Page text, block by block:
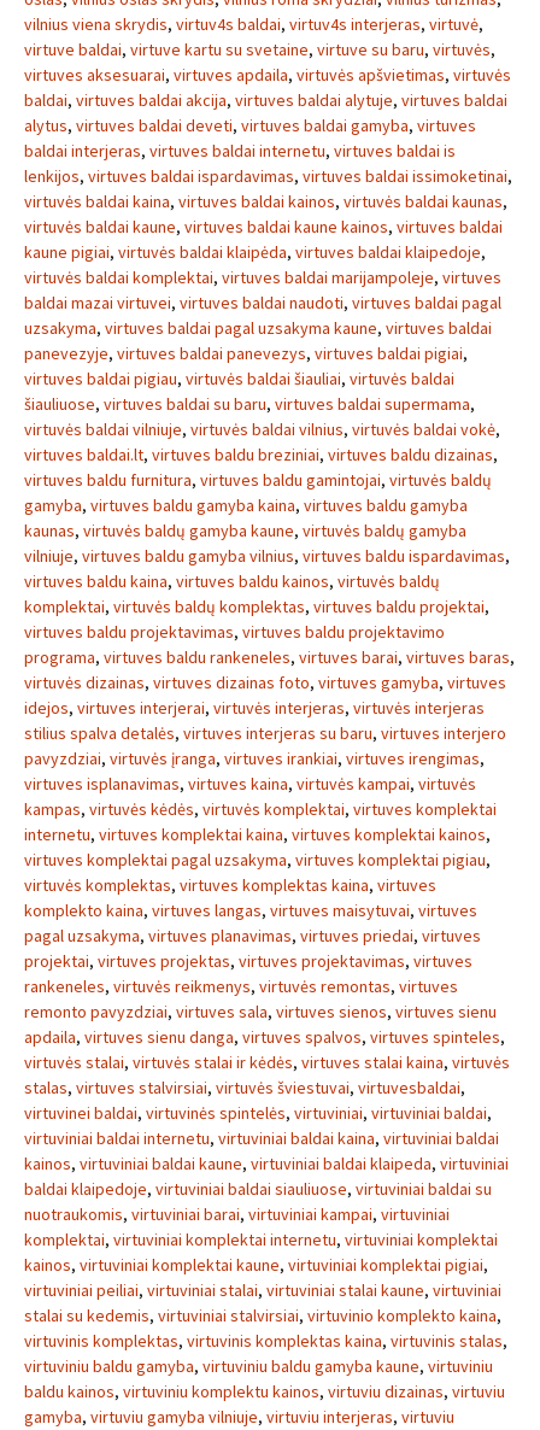
vilnius viena skrydis, virtuv4s baldai, virtuv4s interjeras, virtuvė,
virtuve baldai, virtuve kartu su svetaine, virtuve su baru, virtuvės,
virtuves aksesuarai, virtuves apdaila, virtuvės apšvietimas, virtuvės
baldai, virtuves baldai akcija, virtuves baldai alytuje, virtuves baldai
alytus, virtuves baldai deveti, virtuves baldai gamyba, virtuves
baldai interjeras, virtuves baldai internetu, virtuves baldai is
lenkijos, virtuves baldai ispardavimas, virtuves baldai issimoketinai,
virtuvės baldai kaina, virtuves baldai kainos, virtuvės baldai kaunas,
virtuvės baldai kaune, virtuves baldai kaune kainos, virtuves baldai
kaune pigiai, virtuvės baldai klaipėda, virtuves baldai klaipedoje,
virtuvės baldai komplektai, virtuves baldai marijampoleje, virtuves
baldai mazai virtuvei, virtuves baldai naudoti, virtuves baldai pagal
uzsakyma, virtuves baldai pagal uzsakyma kaune, virtuves baldai
panevezyje, virtuves baldai panevezys, virtuves baldai pigiai,
virtuves baldai pigiau, virtuvės baldai šiauliai, virtuvės baldai
šiauliuose, virtuves baldai su baru, virtuves baldai supermama,
virtuvės baldai vilniuje, virtuvės baldai vilnius, virtuvės baldai vokė,
virtuves baldai.lt, virtuves baldu breziniai, virtuves baldu dizainas,
virtuves baldu furnitura, virtuves baldu gamintojai, virtuvės baldų
gamyba, virtuves baldu gamyba kaina, virtuves baldu gamyba
kaunas, virtuvės baldų gamyba kaune, virtuvės baldų gamyba
vilniuje, virtuves baldu gamyba vilnius, virtuves baldu ispardavimas,
virtuves baldu kaina, virtuves baldu kainos, virtuvės baldų
komplektai, virtuvės baldų komplektas, virtuves baldu projektai,
virtuves baldu projektavimas, virtuves baldu projektavimo
programa, virtuves baldu rankeneles, virtuves barai, virtuves baras,
virtuvės dizainas, virtuves dizainas foto, virtuves gamyba, virtuves
idejos, virtuves interjerai, virtuvės interjeras, virtuvės interjeras
stilius spalva detalės, virtuves interjeras su baru, virtuves interjero
pavyzdziai, virtuvės įranga, virtuves irankiai, virtuves irengimas,
virtuves isplanavimas, virtuves kaina, virtuvės kampai, virtuvės
kampas, virtuvės kėdės, virtuvės komplektai, virtuves komplektai
internetu, virtuves komplektai kaina, virtuves komplektai kainos,
virtuves komplektai pagal uzsakyma, virtuves komplektai pigiau,
virtuvės komplektas, virtuves komplektas kaina, virtuves
komplekto kaina, virtuves langas, virtuves maisytuvai, virtuves
pagal uzsakyma, virtuves planavimas, virtuves priedai, virtuves
projektai, virtuves projektas, virtuves projektavimas, virtuves
rankeneles, virtuvės reikmenys, virtuvės remontas, virtuves
remonto pavyzdziai, virtuves sala, virtuves sienos, virtuves sienu
apdaila, virtuves sienu danga, virtuves spalvos, virtuves spinteles,
virtuvės stalai, virtuvės stalai ir kėdės, virtuves stalai kaina, virtuvės
stalas, virtuves stalvirsiai, virtuvės šviestuvai, virtuvesbaldai,
virtuvinei baldai, virtuvinės spintelės, virtuviniai, virtuviniai baldai,
virtuviniai baldai internetu, virtuviniai baldai kaina, virtuviniai baldai
kainos, virtuviniai baldai kaune, virtuviniai baldai klaipeda, virtuviniai
baldai klaipedoje, virtuviniai baldai siauliuose, virtuviniai baldai su
nuotraukomis, virtuviniai barai, virtuviniai kampai, virtuviniai
komplektai, virtuviniai komplektai internetu, virtuviniai komplektai
kainos, virtuviniai komplektai kaune, virtuviniai komplektai pigiai,
virtuviniai peiliai, virtuviniai stalai, virtuviniai stalai kaune, virtuviniai
stalai su kedemis, virtuviniai stalvirsiai, virtuvinio komplekto kaina,
virtuvinis komplektas, virtuvinis komplektas kaina, virtuvinis stalas,
virtuviniu baldu gamyba, virtuviniu baldu gamyba kaune, virtuviniu
baldu kainos, virtuviniu komplektu kainos, virtuviu dizainas, virtuviu
gamyba, virtuviu gamyba vilniuje, virtuviu interjeras, virtuviu